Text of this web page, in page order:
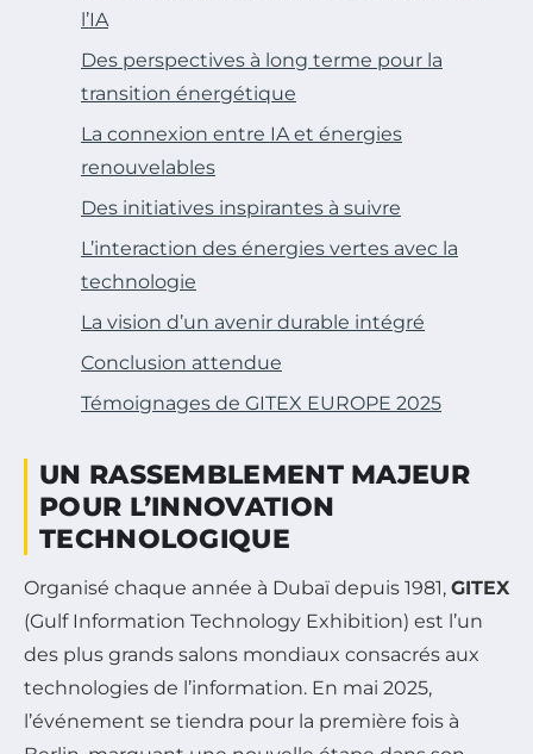
l’IA
Des perspectives à long terme pour la
transition énergétique
La connexion entre IA et énergies
renouvelables
Des initiatives inspirantes à suivre
L’interaction des énergies vertes avec la
technologie
La vision d’un avenir durable intégré
Conclusion attendue
Témoignages de GITEX EUROPE 2025
UN RASSEMBLEMENT MAJEUR
POUR L’INNOVATION
TECHNOLOGIQUE
Organisé chaque année à Dubaï depuis 1981, GITEX
(Gulf Information Technology Exhibition) est l’un
des plus grands salons mondiaux consacrés aux
technologies de l’information. En mai 2025,
l’événement se tiendra pour la première fois à